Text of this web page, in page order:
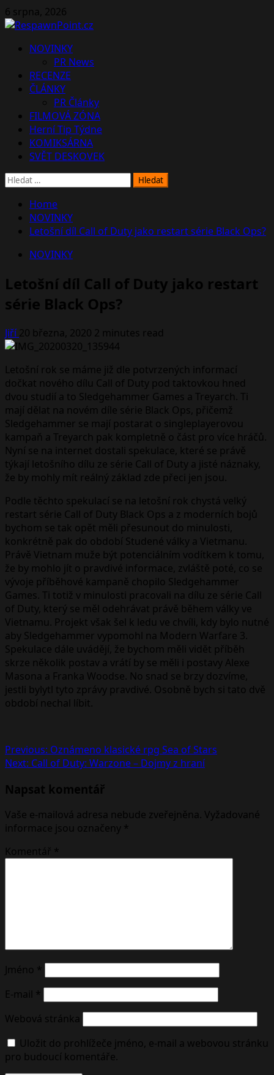
Skip
to
6 srpna, 2026
PrimaryNOVINKY
PR News
RECENZE
ČLÁNKY
PR Články
FILMOVÁ ZÓNA
Herní Tip Týdne
KOMIKSÁRNA
SVĚT DESKOVEK
Vyhledávání
Home
NOVINKY
Letošní díl Call of Duty jako restart série Black Ops?
NOVINKY
Letošní díl Call of Duty jako restart
série Black Ops?
Jiří20 března, 2020 2 minutes read
Letošní rok se máme již dle potvrzených informací
dočkat nového dílu Call of Duty pod taktovkou hned
dvou studií a to Sledgehammer Games a Treyarch. Ti
mají dělat na novém díle série Black Ops, přičemž
Sledgehammer se mají postarat o singleplayerovou
kampaň a Treyarch pak kompletně o část pro více hráčů.
Nyní se na internet dostali spekulace, které se právě
týkají letošního dílu ze série Call of Duty a jisté náznaky,
že by mohly mít reálný základ zde přeci jen jsou.
Podle těchto spekulací se na letošní rok chystá velký
restart série Call of Duty Black Ops a z moderních bojů
bychom se tak opět měli přesunout do minulosti,
konkrétně pak do období Studené války a Vietmanu.
Právě Vietnam muže být potenciálním vodítkem k tomu,
že by mohlo jít o pravdivé informace, zvláště poté, co se
vývoje příběhové kampaně chopilo Sledgehammer
Games. Ti totiž v minulosti pracovali na dílu ze série Call
of Duty, který se měl odehrávat právě během války ve
Vietnamu. Projekt však šel k ledu ve chvíli, kdy bylo nutné
aby Sledgehammer vypomohl na Modern Warfare 3.
Spekulace dále uvádějí, že bychom měli vidět příběh
skrze několik postav a vrátí by se měli i postavy Alexe
Masona a Franka Woodse. No snad se brzy dozvíme,
jestli bylytl tyto zprávy pravdivé. Osobně bych si tato dvě
období nechal líbit.
Post
navigation
Previous: Oznámeno klasické rpg Sea of Stars
Next: Call of Duty: Warzone – Dojmy z hraní
Napsat komentář
Vaše e-mailová adresa nebude zveřejněna. Vyžadované
informace jsou označeny *
Komentář *
Jméno *
E-mail *
Webová stránka
Uložit do prohlížeče jméno, e-mail a webovou stránku
pro budoucí komentáře.